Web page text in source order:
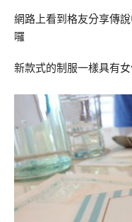
網路上看到格友分享傳
囉
新款式的制服一樣具有